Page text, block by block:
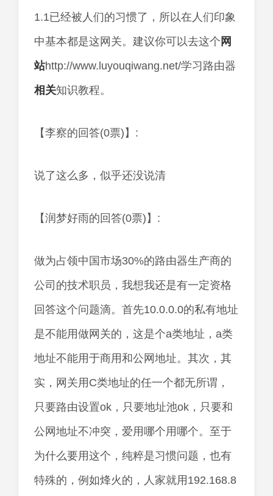
1.1已经被人们的习惯了，所以在人们印象
中基本都是这网关。建议你可以去这个 网
站http://www.luyouqiwang.net/学习路由器
相关知识教程。
【李察的回答(0票)】:
说了这么多，似乎还没说清
【润梦好雨的回答(0票)】:
做为占领中国市场30%的路由器生产商的
公司的技术职员，我想我还是有一定资格
回答这个问题滴。首先10.0.0.0的私有地址
是不能用做网关的，这是个a类地址，a类
地址不能用于商用和公网地址。其次，其
实，网关用C类地址的任一个都无所谓，
只要路由设置ok，只要地址池ok，只要和
公网地址不冲突，爱用哪个用哪个。至于
为什么要用这个，纯粹是习惯问题，也有
特殊的，例如烽火的，人家就用192.168.8